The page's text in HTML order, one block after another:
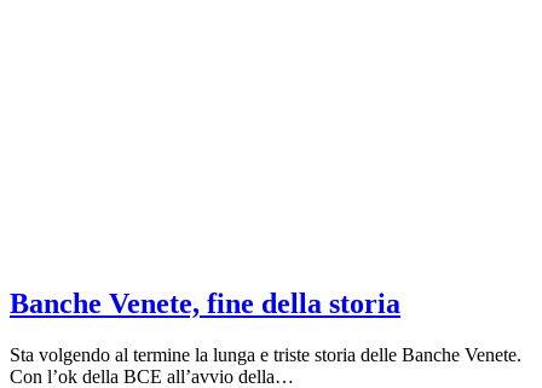
Banche Venete, fine della storia
Sta volgendo al termine la lunga e triste storia delle Banche Venete.
Con l’ok della BCE all’avvio della…